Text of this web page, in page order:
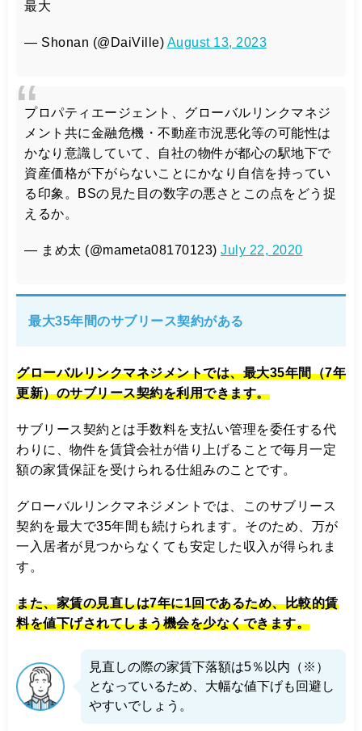
最大
— Shonan (@DaiVille) August 13, 2023
プロパティエージェント、グローバルリンクマネジ
メント共に金融危機・不動産市況悪化等の可能性は
かなり意識していて、自社の物件が都心の駅地下で
資産価格が下がらないことにかなり自信を持ってい
る印象。BSの見た目の数字の悪さとこの点をどう捉
えるか。
— まめ太 (@mameta08170123) July 22, 2020
最大35年間のサブリース契約がある
グローバルリンクマネジメントでは、最大35年間（7年
更新）のサブリース契約を利用できます。
サブリース契約とは手数料を支払い管理を委任する代
わりに、物件を賃貸会社が借り上げることで毎月一定
額の家賃保証を受けられる仕組みのことです。
グローバルリンクマネジメントでは、このサブリース
契約を最大で35年間も続けられます。そのため、万が
一入居者が見つからなくても安定した収入が得られま
す。
また、家賃の見直しは7年に1回であるため、比較的賃
料を値下げされてしまう機会を少なくできます。
見直しの際の家賃下落額は5％以内（※）
となっているため、大幅な値下げも回避し
やすいでしょう。